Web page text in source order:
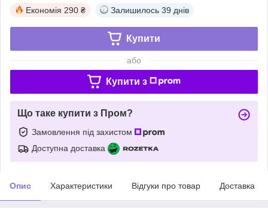
Економія 290 ₴ Залишилось 39 днів
Купити
або
Купити з
Що таке купити з Пром?
Замовлення під захистом
Доступна доставка
Опис Характеристики Відгуки про товар Доставка